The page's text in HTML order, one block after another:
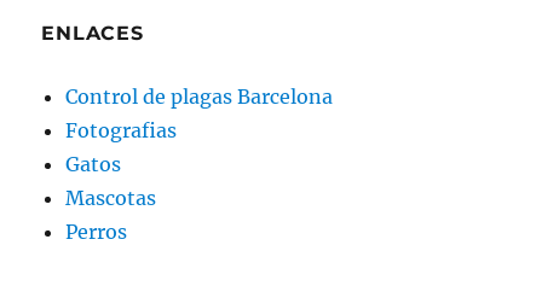
ENLACES
Control de plagas Barcelona
Fotografias
Gatos
Mascotas
Perros